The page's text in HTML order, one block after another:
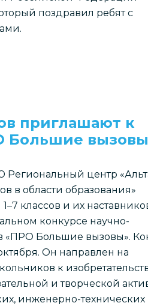
поздравил ребят с
приглашают к
Большие
центр
в области образования»
классов и их
конкурсе научно-
«ПРО Большие вызовы».
Он направлен на
к
и творческой
инженерно-технических